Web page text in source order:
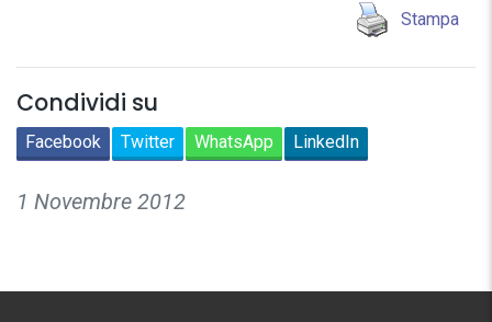
Stampa
Condividi su
Facebook Twitter WhatsApp LinkedIn
1 Novembre 2012